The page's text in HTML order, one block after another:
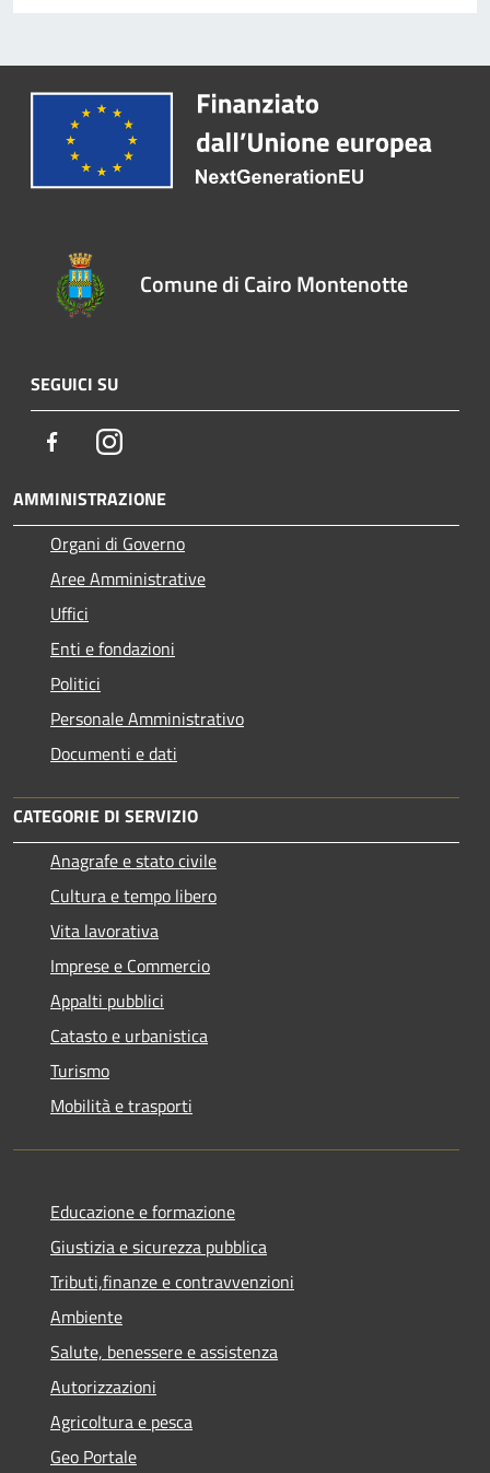
Comune di Cairo Montenotte
SEGUICI SU
FacebookInstagram
AMMINISTRAZIONE
Organi di Governo
Aree Amministrative
Uffici
Enti e fondazioni
Politici
Personale Amministrativo
Documenti e dati
CATEGORIE DI SERVIZIO
Anagrafe e stato civile
Cultura e tempo libero
Vita lavorativa
Imprese e Commercio
Appalti pubblici
Catasto e urbanistica
Turismo
Mobilità e trasporti
Educazione e formazione
Giustizia e sicurezza pubblica
Tributi,finanze e contravvenzioni
Ambiente
Salute, benessere e assistenza
Autorizzazioni
Agricoltura e pesca
Geo Portale